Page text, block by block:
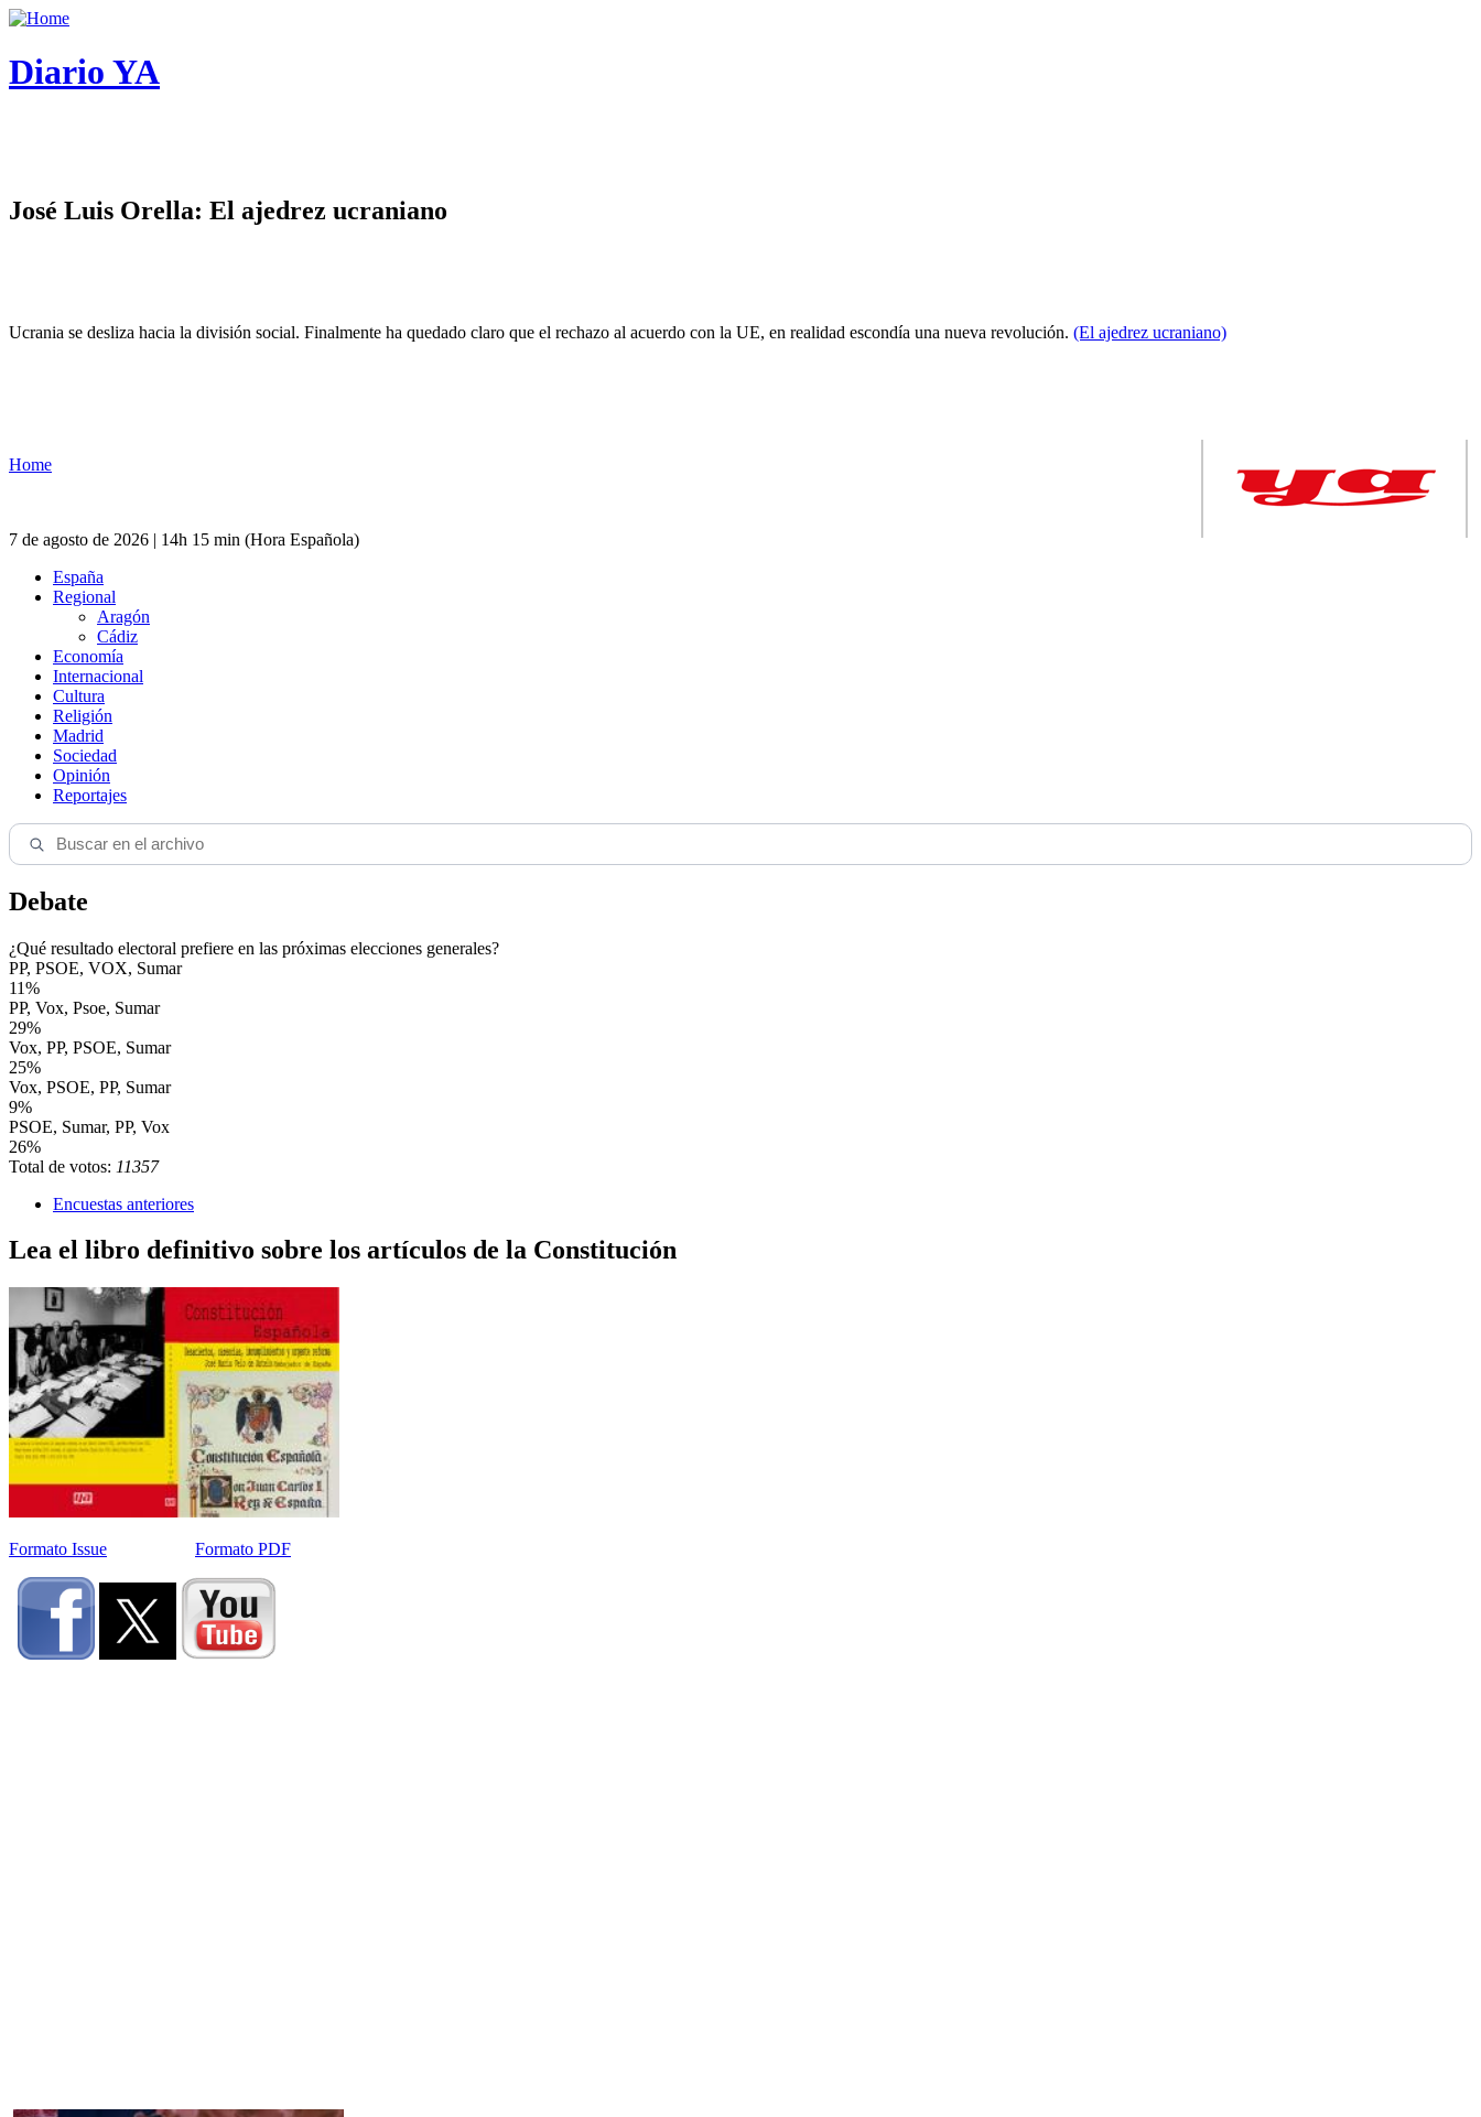
Diario YA
José Luis Orella: El ajedrez ucraniano
Ucrania se desliza hacia la división social. Finalmente ha quedado claro que el rechazo al acuerdo con la UE, en realidad escondía una nueva revolución. (El ajedrez ucraniano)
Home
7 de agosto de 2026 | 14h 15 min (Hora Española)
España
Regional
Aragón
Cádiz
Economía
Internacional
Cultura
Religión
Madrid
Sociedad
Opinión
Reportajes
Debate
¿Qué resultado electoral prefiere en las próximas elecciones generales?
PP, PSOE, VOX, Sumar
11%
PP, Vox, Psoe, Sumar
29%
Vox, PP, PSOE, Sumar
25%
Vox, PSOE, PP, Sumar
9%
PSOE, Sumar, PP, Vox
26%
Total de votos: 11357
Encuestas anteriores
Lea el libro definitivo sobre los artículos de la Constitución
Formato Issue Formato PDF